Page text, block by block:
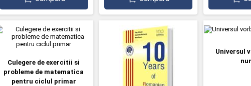
Culegere de exercitii si
probleme de matematica
pentru ciclul primar
Universul